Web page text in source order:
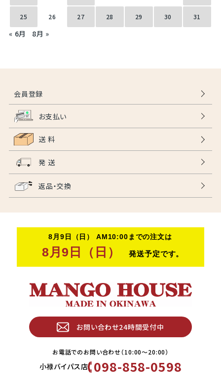
25 26 27 28 29 30 31
« 6月 8月 »
会員登録
お支払い
送 料
発 送
返品・交換
お問い合わせ24時間受付中
お電話でのお問い合わせ（10:00〜20:00）
小禄バイパス店 098-858-0598